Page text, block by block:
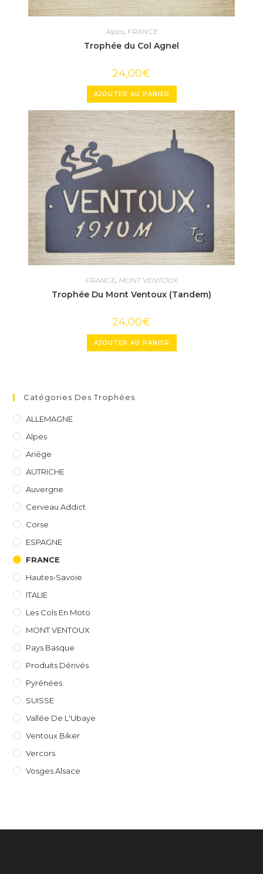
Alpes, FRANCE
Trophée du Col Agnel
24,00€
AJOUTER AU PANIER
FRANCE MONT VENTOUX
Trophée Du Mont Ventoux (Tandem)
24,00€
AJOUTER AU PANIER
Catégories Des Trophées
ALLEMAGNE
Alpes
Ariége
AUTRICHE
Auvergne
Cerveau Addict
Corse
ESPAGNE
FRANCE
Hautes-Savoie
ITALIE
Les Cols En Moto
MONT VENTOUX
Pays Basque
Produits Dérivés
Pyrénées
SUISSE
Vallée De L'Ubaye
Ventoux Biker
Vercors
Vosges Alsace